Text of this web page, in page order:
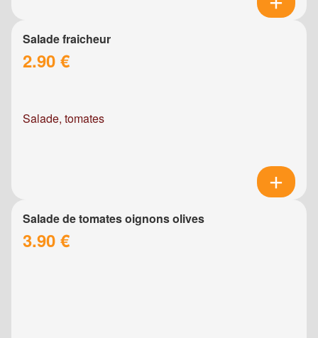
Salade fraicheur
2.90 €
Salade, tomates
Salade de tomates oignons olives
3.90 €